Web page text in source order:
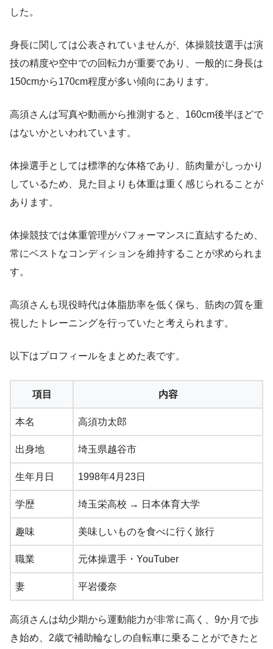
した。
身長に関しては公表されていませんが、体操競技選手は演
技の精度や空中での回転力が重要であり、一般的に身長は
150cmから170cm程度が多い傾向にあります。
高須さんは写真や動画から推測すると、160cm後半ほどで
はないかといわれています。
体操選手としては標準的な体格であり、筋肉量がしっかり
しているため、見た目よりも体重は重く感じられることが
あります。
体操競技では体重管理がパフォーマンスに直結するため、
常にベストなコンディションを維持することが求められま
す。
高須さんも現役時代は体脂肪率を低く保ち、筋肉の質を重
視したトレーニングを行っていたと考えられます。
以下はプロフィールをまとめた表です。
項目 内容
本名 高須功太郎
出身地 埼玉県越谷市
生年月日 1998年4月23日
学歴 埼玉栄高校 → 日本体育大学
趣味 美味しいものを食べに行く旅行
職業 元体操選手・YouTuber
妻 平岩優奈
高須さんは幼少期から運動能力が非常に高く、9か月で歩
き始め、2歳で補助輪なしの自転車に乗ることができたと